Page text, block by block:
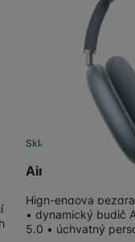
vhodné obsahy
AirPods Max
Skladem
High-endová
• dynamický budič
5.0 • úchvatný